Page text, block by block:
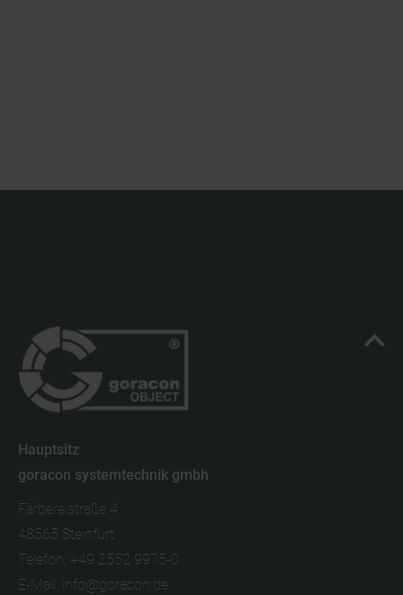
Hauptsitz
goracon systemtechnik gmbh
Färbereistraße 4
48565 Steinfurt
Telefon: +49 2552 9975-0
E-Mail: info@goracon.de